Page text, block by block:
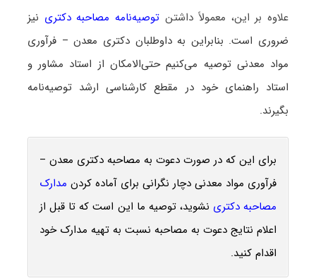
علاوه بر این، معمولاً داشتنتوصیه‌نامه مصاحبه دکتری نیز
ضروری است. بنابراین به داوطلبان دکتری معدن – فرآوری
مواد معدنی توصیه می‌کنیم حتی‌الامکان از استاد مشاور و
استاد راهنمای خود در مقطع کارشناسی ارشد توصیه‌نامه
بگیرند.
برای این که در صورت دعوت به مصاحبه دکتری معدن –
فرآوری مواد معدنی دچار نگرانی برای آماده کردن مدارک
مصاحبه دکتری نشوید، توصیه ما این است که تا قبل از
اعلام نتایج دعوت به مصاحبه نسبت به تهیه مدارک خود
اقدام کنید.